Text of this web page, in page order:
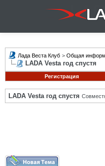
Лада Веста Клуб > Общая
LADA Vesta год спустя
Регистрация
LADA Vesta год спустя